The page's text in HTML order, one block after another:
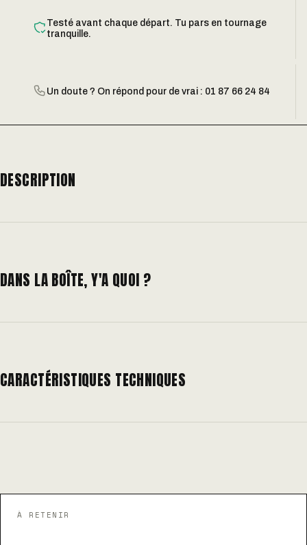
Testé avant chaque départ. Tu pars en tournage
tranquille.
Un doute ? On répond pour de vrai : 01 87 66 24 84
DESCRIPTION
DANS LA BOÎTE, Y'A QUOI ?
CARACTÉRISTIQUES TECHNIQUES
À RETENIR